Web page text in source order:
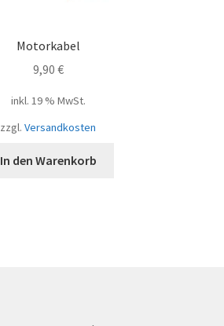
Motorkabel
9,90 €
inkl. 19 % MwSt.
zzgl. Versandkosten
In den Warenkorb